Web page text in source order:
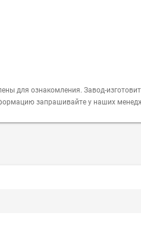
для ознакомления. Завод-
запрашивайте у наших